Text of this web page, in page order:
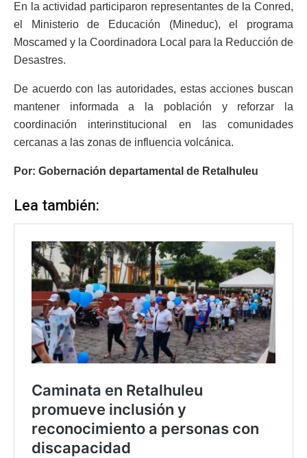
En la actividad participaron representantes de la Conred,
el Ministerio de Educación (Mineduc), el programa
Moscamed y la Coordinadora Local para la Reducción de
Desastres.
De acuerdo con las autoridades, estas acciones buscan
mantener informada a la población y reforzar la
coordinación interinstitucional en las comunidades
cercanas a las zonas de influencia volcánica.
Por: Gobernación departamental de Retalhuleu
Lea también: